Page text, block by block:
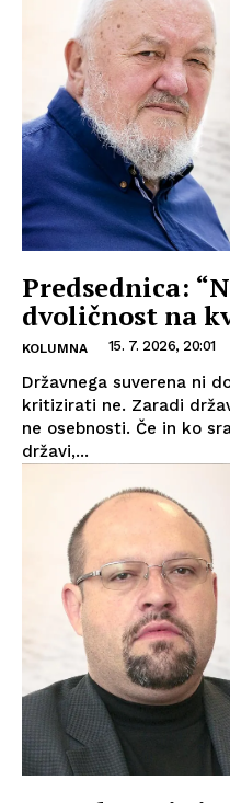
Predsednica:
dvoličnost na
KOLUMNA 15. 7. 2026, 20:01
Državnega suverena ni
kritizirati ne. Zaradi
ne osebnosti. Če in ko
državi,...